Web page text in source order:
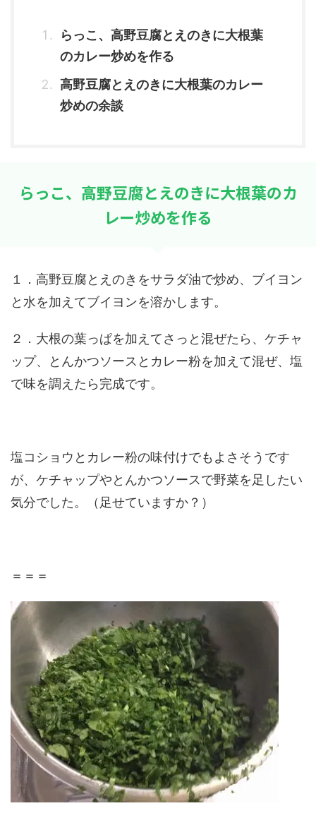
らっこ、高野豆腐とえのきに大根葉
のカレー炒めを作る
高野豆腐とえのきに大根葉のカレー
炒めの余談
らっこ、高野豆腐とえのきに大根葉のカ
レー炒めを作る
１．高野豆腐とえのきをサラダ油で炒め、ブイヨン
と水を加えてブイヨンを溶かします。
２．大根の葉っぱを加えてさっと混ぜたら、ケチャ
ップ、とんかつソースとカレー粉を加えて混ぜ、塩
で味を調えたら完成です。
塩コショウとカレー粉の味付けでもよさそうです
が、ケチャップやとんかつソースで野菜を足したい
気分でした。（足せていますか？）
＝＝＝